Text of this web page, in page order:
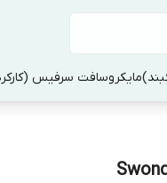
مایکروسافت سرفیس